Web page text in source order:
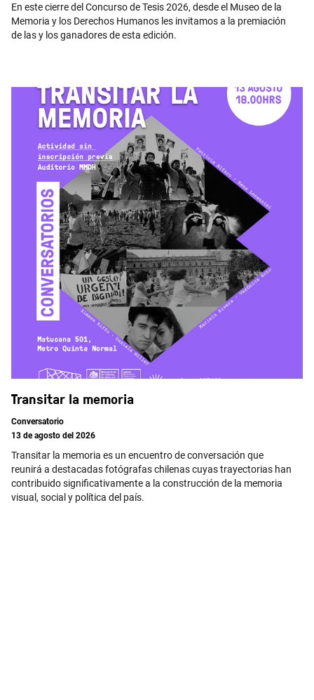
En este cierre del Concurso de Tesis 2026, desde el Museo de la
Memoria y los Derechos Humanos les invitamos a la premiación
de las y los ganadores de esta edición.
Transitar la memoria
Conversatorio
13 de agosto del 2026
Transitar la memoria es un encuentro de conversación que
reunirá a destacadas fotógrafas chilenas cuyas trayectorias han
contribuido significativamente a la construcción de la memoria
visual, social y política del país.